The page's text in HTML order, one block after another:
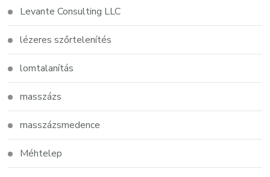
Levante Consulting LLC
lézeres szőrtelenítés
lomtalanítás
masszázs
masszázsmedence
Méhtelep